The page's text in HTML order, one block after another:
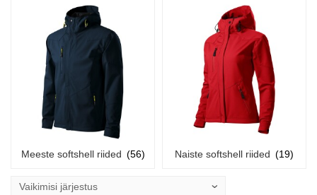
Meeste softshell riided (56) Naiste softshell riided (19)